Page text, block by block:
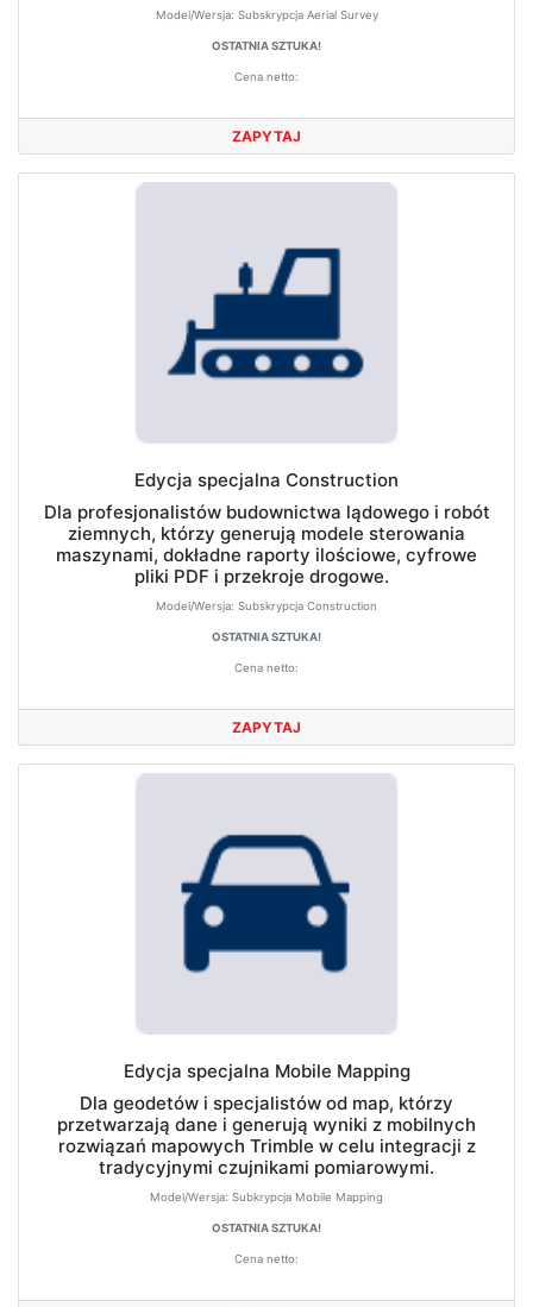
Model/Wersja: Subskrypcja Aerial Survey
OSTATNIA SZTUKA!
Cena netto:
ZAPYTAJ
Edycja specjalna Construction
Dla profesjonalistów budownictwa lądowego i robót
ziemnych, którzy generują modele sterowania
maszynami, dokładne raporty ilościowe, cyfrowe
pliki PDF i przekroje drogowe.
Model/Wersja: Subskrypcja Construction
OSTATNIA SZTUKA!
Cena netto:
ZAPYTAJ
Edycja specjalna Mobile Mapping
Dla geodetów i specjalistów od map, którzy
przetwarzają dane i generują wyniki z mobilnych
rozwiązań mapowych Trimble w celu integracji z
tradycyjnymi czujnikami pomiarowymi.
Model/Wersja: Subkrypcja Mobile Mapping
OSTATNIA SZTUKA!
Cena netto: